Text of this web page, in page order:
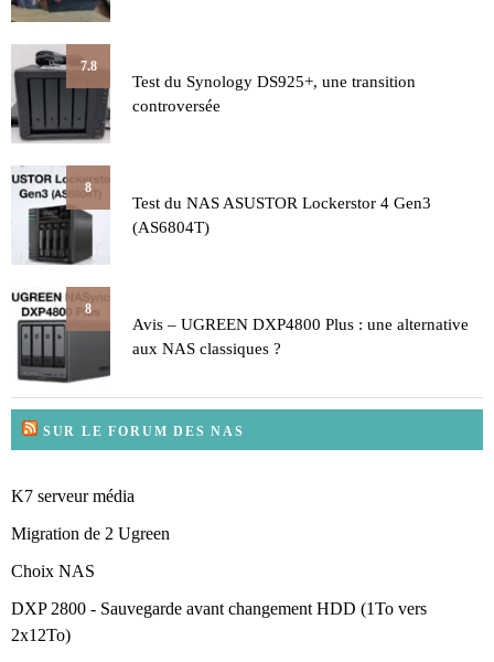
7.8
Test du Synology DS925+, une transition
controversée
8
Test du NAS ASUSTOR Lockerstor 4 Gen3
(AS6804T)
8
Avis – UGREEN DXP4800 Plus : une alternative
aux NAS classiques ?
SUR LE FORUM DES NAS
K7 serveur média
Migration de 2 Ugreen
Choix NAS
DXP 2800 - Sauvegarde avant changement HDD (1To vers
2x12To)